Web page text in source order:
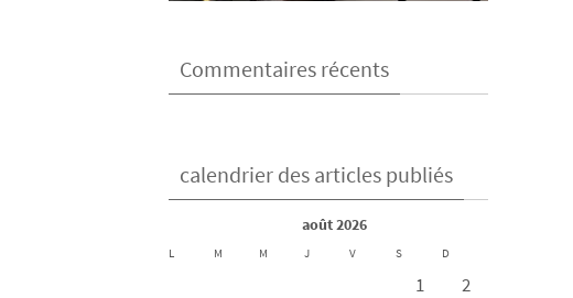
Commentaires récents
calendrier des articles publiés
août 2026
L M M J V S D
1
2